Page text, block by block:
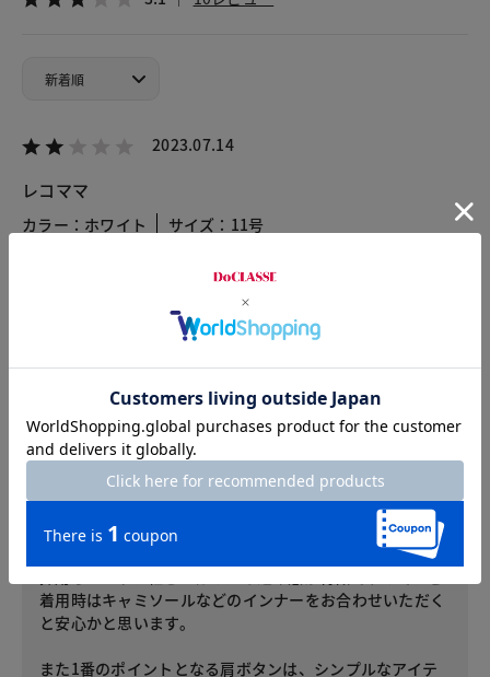
2023.07.14
レコママ
カラー：ホワイト
サイズ：11号
デザインは良かったのですが、生地が薄いのでインナーが必要
です。今年はシースルーの物も流行っているのでいいですが、
来年は着るかな？肩のボタンが貧弱に感じましたので、自分の
お客様サービスセンターからのコメント
レビューへのご投稿ありがとうございます。
この度はデザインをお気に召していただきましたのに、残
念な思いをさせてしまい申し訳ございません。こちらの商
品は夏に涼しくお召しいただけるよう薄手のリネン素材を
着用時はキャミソールなどのインナーをお合わせいただく
と安心かと思います。
また1番のポイントとなる肩ボタンは、シンプルなアイテ